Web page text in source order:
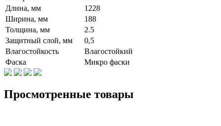
Длина, мм
1228
Ширина, мм
188
Толщина, мм
2.5
Защитный слой, мм
0,5
Влагостойкость
Влагостойкий
Фаска
Микро фаски
Просмотренные товары